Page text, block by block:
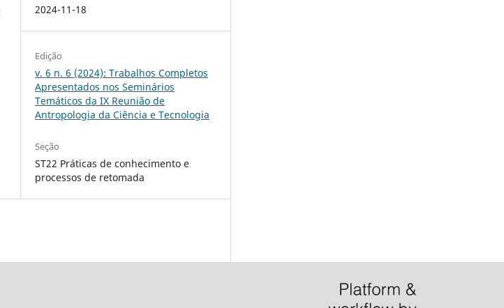
2024-11-18
Edição
v. 6 n. 6 (2024): Trabalhos Completos
Apresentados nos Seminários
Temáticos da IX Reunião de
Antropologia da Ciência e Tecnologia
Seção
ST22 Práticas de conhecimento e
processos de retomada